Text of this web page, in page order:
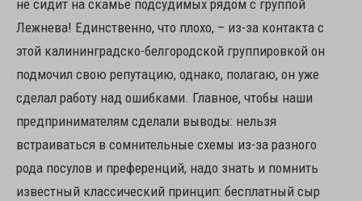
не сидит на скамье подсудимых рядом с группой
Лежнева! Единственно, что плохо, – из-за контакта с
этой калининградско-белгородской группировкой он
подмочил свою репутацию, однако, полагаю, он уже
сделал работу над ошибками. Главное, чтобы наши
предпринимателям сделали выводы: нельзя
встраиваться в сомнительные схемы из-за разного
рода посулов и преференций, надо знать и помнить
известный классический принцип: бесплатный сыр